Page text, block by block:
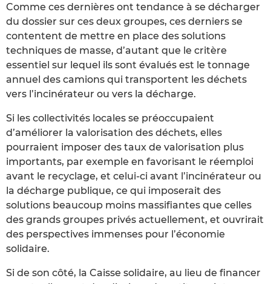
Comme ces dernières ont tendance à se décharger
du dossier sur ces deux groupes, ces derniers se
contentent de mettre en place des solutions
techniques de masse, d’autant que le critère
essentiel sur lequel ils sont évalués est le tonnage
annuel des camions qui transportent les déchets
vers l’incinérateur ou vers la décharge.
Si les collectivités locales se préoccupaient
d’améliorer la valorisation des déchets, elles
pourraient imposer des taux de valorisation plus
importants, par exemple en favorisant le réemploi
avant le recyclage, et celui-ci avant l’incinérateur ou
la décharge publique, ce qui imposerait des
solutions beaucoup moins massifiantes que celles
des grands groupes privés actuellement, et ouvrirait
des perspectives immenses pour l’économie
solidaire.
Si de son côté, la Caisse solidaire, au lieu de financer